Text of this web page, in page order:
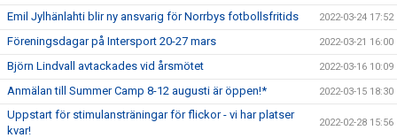
Emil Jylhänlahti blir ny ansvarig för Norrbys fotbollsfritids 2022-03-24 17:52
Föreningsdagar på Intersport 20-27 mars 2022-03-21 16:00
Björn Lindvall avtackades vid årsmötet 2022-03-16 10:09
Anmälan till Summer Camp 8-12 augusti är öppen!* 2022-03-15 18:30
Uppstart för stimulansträningar för flickor - vi har platser
kvar!
2022-02-28 15:56